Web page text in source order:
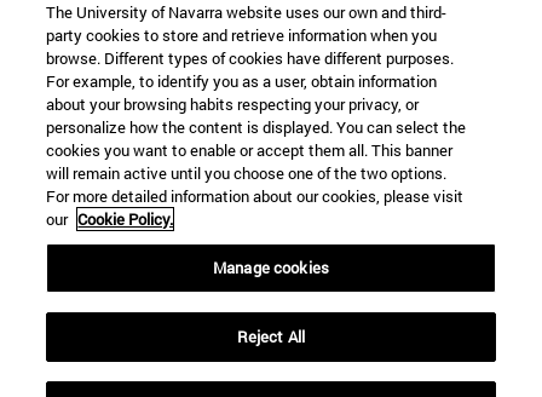
The University of Navarra website uses our own and third-
party cookies to store and retrieve information when you
browse. Different types of cookies have different purposes.
For example, to identify you as a user, obtain information
about your browsing habits respecting your privacy, or
personalize how the content is displayed. You can select the
cookies you want to enable or accept them all. This banner
will remain active until you choose one of the two options.
For more detailed information about our cookies, please visit
our Cookie Policy.
Manage cookies
Reject All